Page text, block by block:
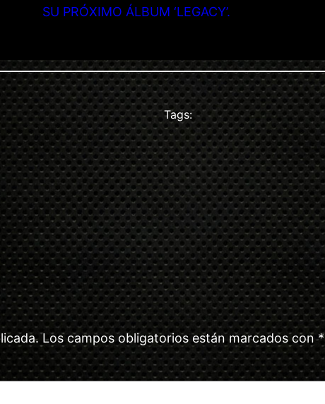
SU PRÓXIMO ÁLBUM ‘LEGACY’.
Tags:
Los campos obligatorios están marcados con*